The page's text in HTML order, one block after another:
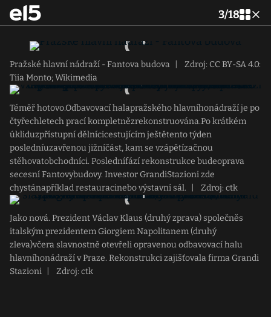
3/18
Pražské hlavní nádraží - Fantova budova
Zdroj: CC BY-SA 4.0:
Tiia Monto; Wikimedia
Téměř hotovo.Odbavovací halapražského hlavníhonádraží je po
čtyřechletech prací kompletnězrekonstruována.Po krátkém
úkliduzpřístupní dělnícicestujícím ještětento týden
posledníuzavřenou jižníčást, kam se vzápětízačnou
stěhovatobchodníci. Poslednífází rekonstrukce budeoprava
secesní Fantovybudovy. Investor GrandiStazioni zde
chystánapříklad restauracinebo výstavní sál.
Zdroj: ctk
Jako nová. Prezident Václav Klaus (druhý zprava) společněs
italským prezidentem Giorgiem Napolitanem (druhý
zleva)včera slavnostně otevřeli opravenou odbavovací halu
hlavníhonádraží v Praze. Rekonstrukci zajišťovala firma Grandi
Stazioni
Zdroj: ctk